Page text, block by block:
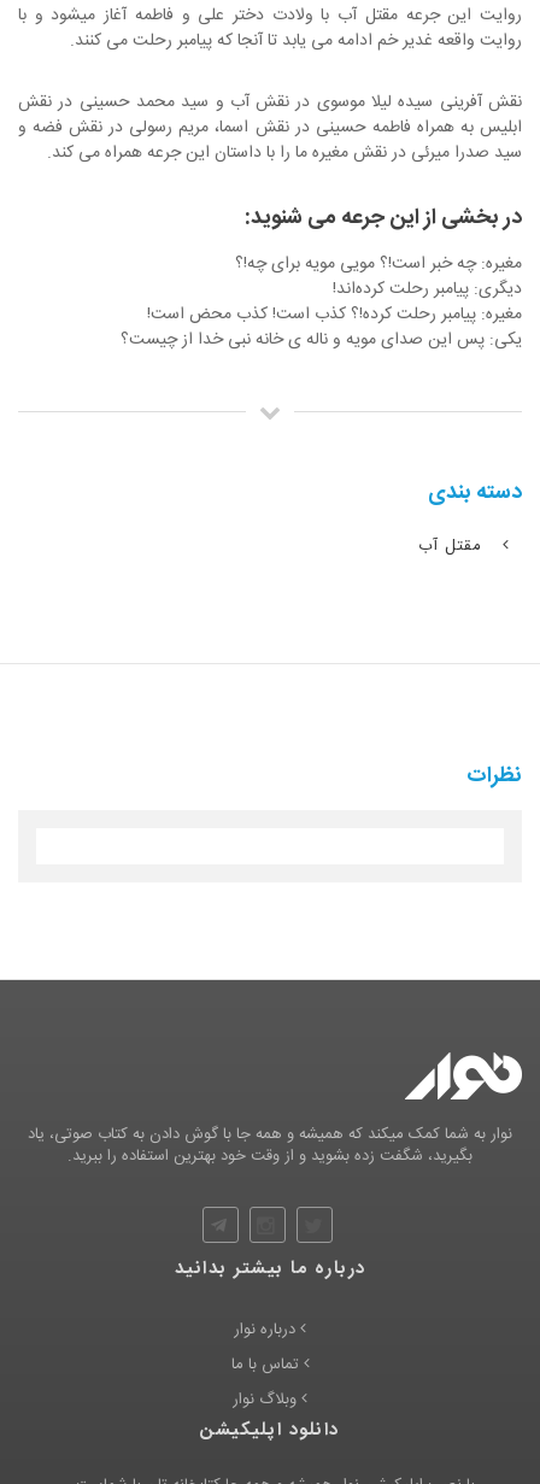
روایت این جرعه مقتل آب با ولادت دختر علی و فاطمه آغاز میشود و با
روایت واقعه غدیر خم ادامه می یابد تا آنجا که پیامبر رحلت می کنند.
نقش آفرینی سیده لیلا موسوی در نقش آب و سید محمد حسینی در نقش
ابلیس به همراه فاطمه حسینی در نقش اسما، مریم رسولی در نقش فضه و
سید صدرا میرئی در نقش مغیره ما را با داستان این جرعه همراه می کند.
در بخشی از این جرعه می شنوید:
مغیره: چه خبر است!؟ مویی مویه برای چه!؟
دیگری: پیامبر رحلت کرده‌اند!
مغیره: پیامبر رحلت کرده!؟ کذب است! کذب محض است!
یکی: پس این صدای مویه و ناله ی خانه نبی خدا از چیست؟
دسته بندی
مقتل آب
نظرات
نوار به شما کمک میکند که همیشه و همه جا با گوش دادن به کتاب صوتی، یاد
بگیرید، شگفت زده بشوید و از وقت خود بهترین استفاده را ببرید.
درباره ما بیشتر بدانید
درباره نوار
تماس با ما
وبلاگ نوار
دانلود اپلیکیشن